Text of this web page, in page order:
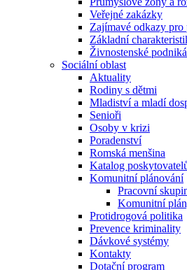
Veřejné zakázky
Zajímavé odkazy pro
Základní
Živnostenské
Sociální oblast
Aktuality
Rodiny s dětmi
Mladiství a mladí
Senioři
Osoby v krizi
Poradenství
Romská menšina
Katalog
Komunitní plánování
Pracovní
Komunitní
Protidrogová politika
Prevence kriminality
Dávkové systémy
Kontakty
Dotační program